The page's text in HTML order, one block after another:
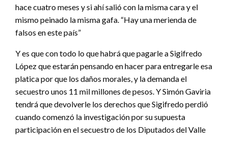
hace cuatro meses y si ahí salió con la misma cara y el
mismo peinado la misma gafa. “Hay una merienda de
falsos en este país”
Y es que con todo lo que habrá que pagarle a Sigifredo
López que estarán pensando en hacer para entregarle esa
platica por que los daños morales, y la demanda el
secuestro unos 11 mil millones de pesos. Y Simón Gaviria
tendrá que devolverle los derechos que Sigifredo perdió
cuando comenzó la investigación por su supuesta
participación en el secuestro de los Diputados del Valle